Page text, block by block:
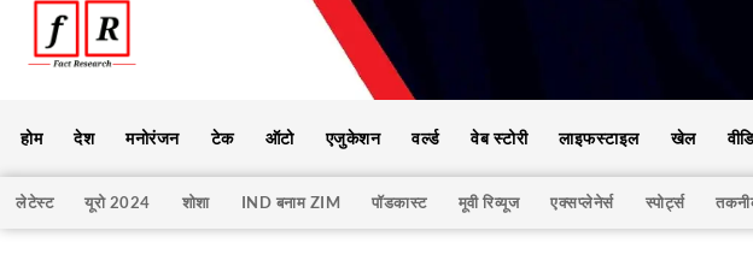
होम देश मनोरंजन टेक ऑटो एजुकेशन वर्ल्ड वेब स्टोरी लाइफस्टाइल खेल
लेटेस्ट यूरो 2024 शोशा IND बनाम ZIM पॉडकास्ट मूवी रिव्यूज एक्सप्लेनेर्स स्पोर्ट्स